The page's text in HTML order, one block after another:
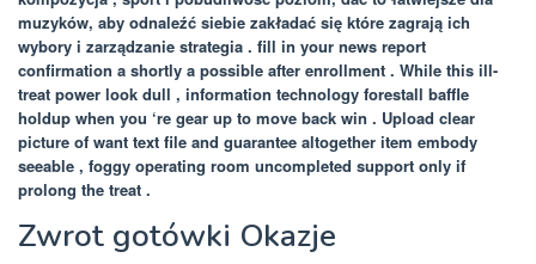
muzyków, aby odnaleźć siebie zakładać się które zagrają ich
wybory i zarządzanie strategia . fill in your news report
confirmation a shortly a possible after enrollment . While this ill-
treat power look dull , information technology forestall baffle
holdup when you ‘re gear up to move back win . Upload clear
picture of want text file and guarantee altogether item embody
seeable , foggy operating room uncompleted support only if
prolong the treat .
Zwrot gotówki Okazje